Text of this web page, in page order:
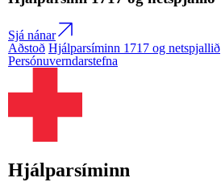
Sjá nánar
Aðstoð Hjálparsíminn 1717 og netspjallið
Persónuverndarstefna
Hjálparsíminn